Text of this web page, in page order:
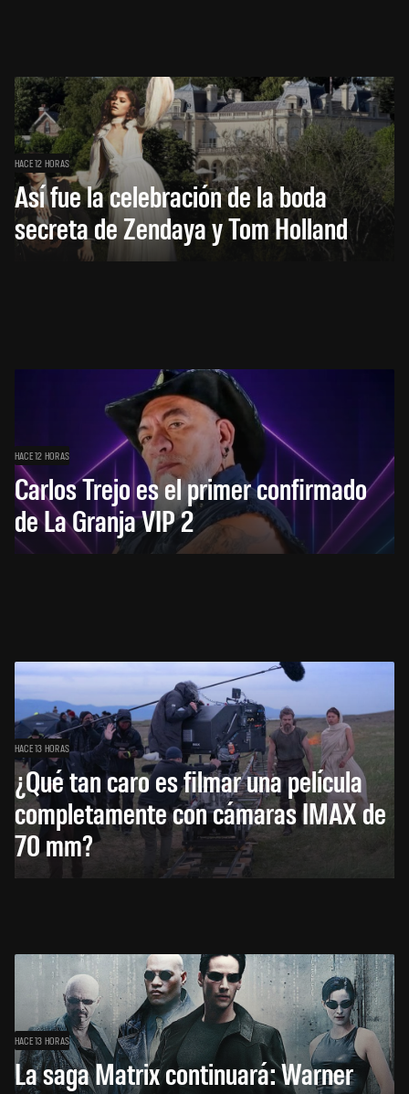
HACE 12 HORAS
Así fue la celebración de la boda
secreta de Zendaya y Tom Holland
HACE 12 HORAS
Carlos Trejo es el primer confirmado
de La Granja VIP 2
HACE 13 HORAS
¿Qué tan caro es filmar una película
completamente con cámaras IMAX de
70 mm?
HACE 13 HORAS
La saga Matrix continuará: Warner